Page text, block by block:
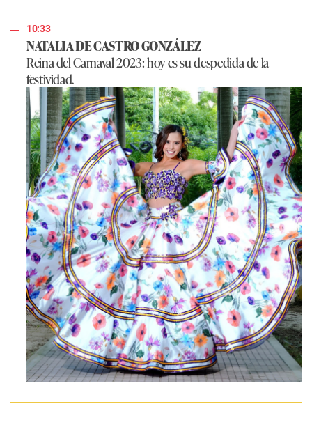
10:33
NATALIA DE CASTRO GONZÁLEZ
Reina del Carnaval 2023: hoy es su despedida de la
festividad.